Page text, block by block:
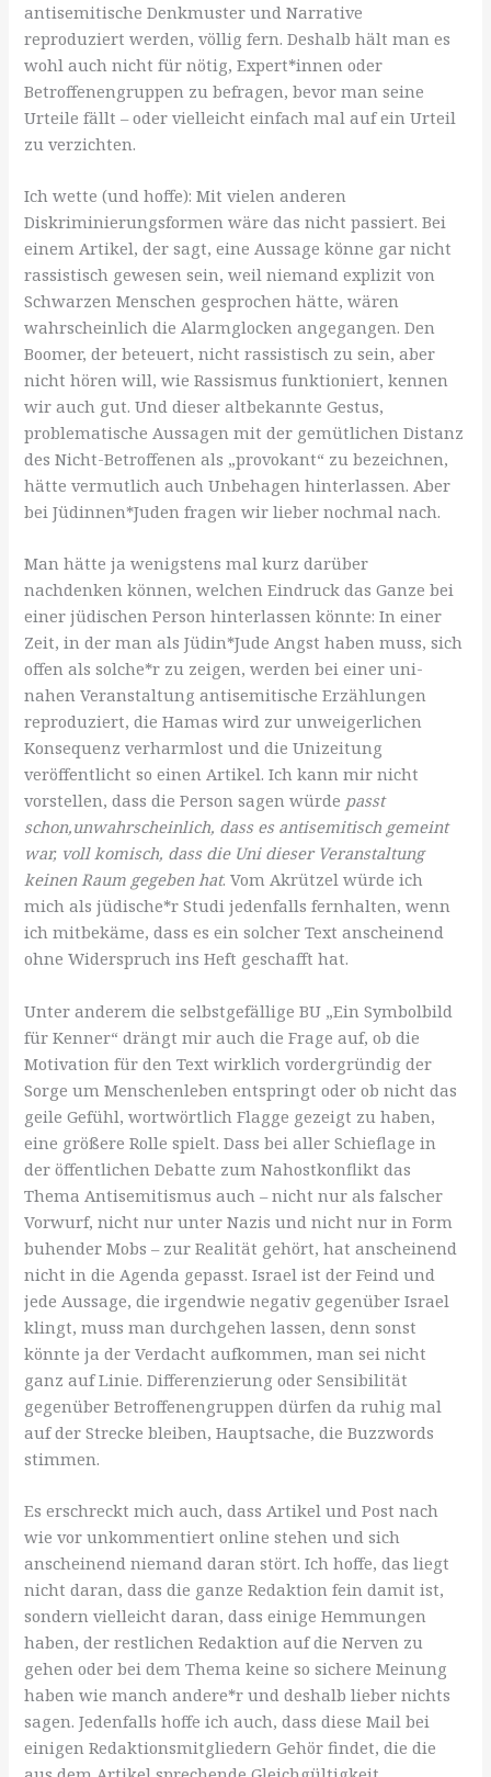
antisemitische Denkmuster und Narrative
reproduziert werden, völlig fern. Deshalb hält man es
wohl auch nicht für nötig, Expert*innen oder
Betroffenengruppen zu befragen, bevor man seine
Urteile fällt – oder vielleicht einfach mal auf ein Urteil
zu verzichten.
Ich wette (und hoffe): Mit vielen anderen
Diskriminierungsformen wäre das nicht passiert. Bei
einem Artikel, der sagt, eine Aussage könne gar nicht
rassistisch gewesen sein, weil niemand explizit von
Schwarzen Menschen gesprochen hätte, wären
wahrscheinlich die Alarmglocken angegangen. Den
Boomer, der beteuert, nicht rassistisch zu sein, aber
nicht hören will, wie Rassismus funktioniert, kennen
wir auch gut. Und dieser altbekannte Gestus,
problematische Aussagen mit der gemütlichen Distanz
des Nicht-Betroffenen als „provokant“ zu bezeichnen,
hätte vermutlich auch Unbehagen hinterlassen. Aber
bei Jüdinnen*Juden fragen wir lieber nochmal nach.
Man hätte ja wenigstens mal kurz darüber
nachdenken können, welchen Eindruck das Ganze bei
einer jüdischen Person hinterlassen könnte: In einer
Zeit, in der man als Jüdin*Jude Angst haben muss, sich
offen als solche*r zu zeigen, werden bei einer uni-
nahen Veranstaltung antisemitische Erzählungen
reproduziert, die Hamas wird zur unweigerlichen
Konsequenz verharmlost und die Unizeitung
veröffentlicht so einen Artikel. Ich kann mir nicht
vorstellen, dass die Person sagen würde passt
schon,unwahrscheinlich, dass es antisemitisch gemeint
war, voll komisch, dass die Uni dieser Veranstaltung
keinen Raum gegeben hat. Vom Akrützel würde ich
mich als jüdische*r Studi jedenfalls fernhalten, wenn
ich mitbekäme, dass es ein solcher Text anscheinend
ohne Widerspruch ins Heft geschafft hat.
Unter anderem die selbstgefällige BU „Ein Symbolbild
für Kenner“ drängt mir auch die Frage auf, ob die
Motivation für den Text wirklich vordergründig der
Sorge um Menschenleben entspringt oder ob nicht das
geile Gefühl, wortwörtlich Flagge gezeigt zu haben,
eine größere Rolle spielt. Dass bei aller Schieflage in
der öffentlichen Debatte zum Nahostkonflikt das
Thema Antisemitismus auch – nicht nur als falscher
Vorwurf, nicht nur unter Nazis und nicht nur in Form
buhender Mobs – zur Realität gehört, hat anscheinend
nicht in die Agenda gepasst. Israel ist der Feind und
jede Aussage, die irgendwie negativ gegenüber Israel
klingt, muss man durchgehen lassen, denn sonst
könnte ja der Verdacht aufkommen, man sei nicht
ganz auf Linie. Differenzierung oder Sensibilität
gegenüber Betroffenengruppen dürfen da ruhig mal
auf der Strecke bleiben, Hauptsache, die Buzzwords
stimmen.
Es erschreckt mich auch, dass Artikel und Post nach
wie vor unkommentiert online stehen und sich
anscheinend niemand daran stört. Ich hoffe, das liegt
nicht daran, dass die ganze Redaktion fein damit ist,
sondern vielleicht daran, dass einige Hemmungen
haben, der restlichen Redaktion auf die Nerven zu
gehen oder bei dem Thema keine so sichere Meinung
haben wie manch andere*r und deshalb lieber nichts
sagen. Jedenfalls hoffe ich auch, dass diese Mail bei
einigen Redaktionsmitgliedern Gehör findet, die die